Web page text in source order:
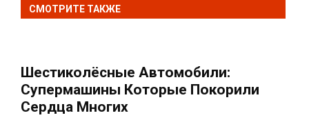
СМОТРИТЕ ТАКЖЕ
Шестиколёсные Автомобили:
Супермашины Которые Покорили
Сердца Многих